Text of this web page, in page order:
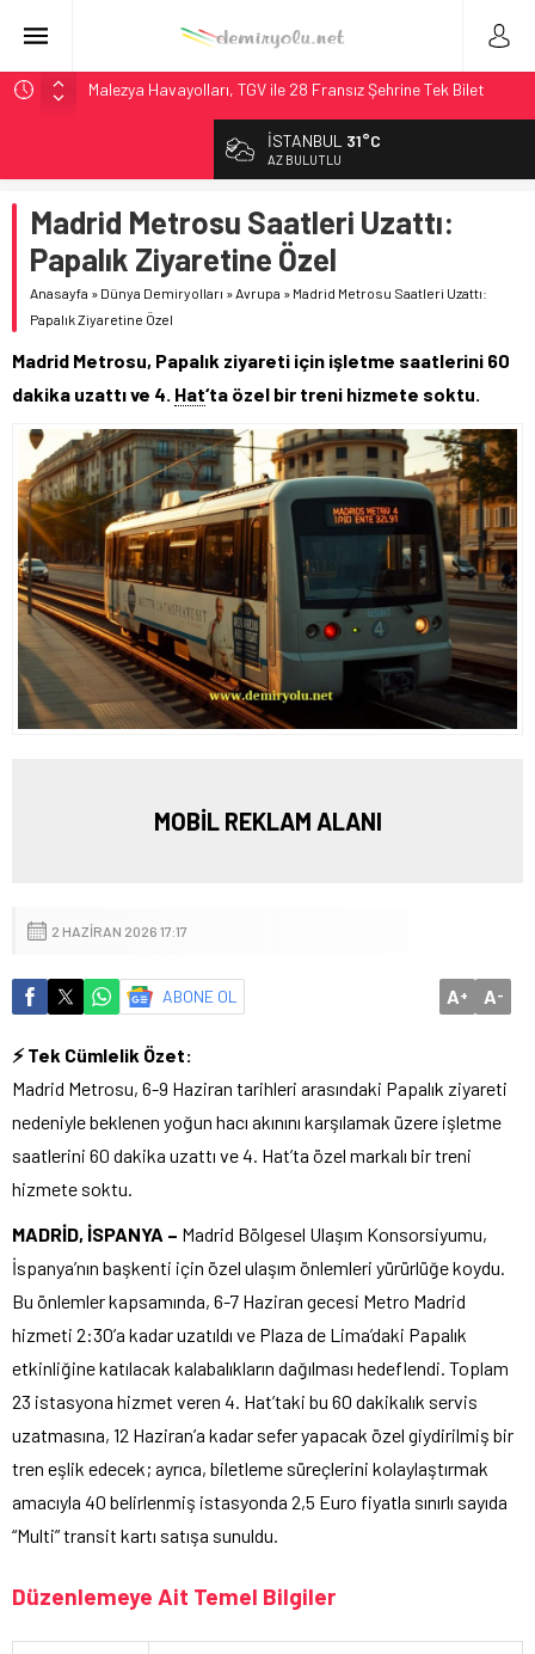
Malezya Havayolları, TGV ile 28 Fransız Şehrine Tek Bilet
ÖBB ve RFI’dan Brenner’da 15 Günlük Bakım: Tren Seferleri
NS, Temmuz 2026’dan İtibaren Koltukta Bagaja Kalıcı
Yasak, Ceza Yok
Madrid Atocha’da 56 Milyon Euro’luk Yenileme: Sol Tüneli
%33 Kapasite Artışı
İngiltere Demiryolunda Tarihi Entegrasyon: GBR Anglia
Resmen Başladı
İSTANBUL 31°C
AZ BULUTLU
Madrid Metrosu Saatleri Uzattı:
Papalık Ziyaretine Özel
Anasayfa » Dünya Demiryolları »Avrupa » Madrid Metrosu Saatleri Uzattı:
Papalık Ziyaretine Özel
Madrid Metrosu, Papalık ziyareti için işletme saatlerini 60
dakika uzattı ve 4. Hat‘ta özel bir treni hizmete soktu.
MOBİL REKLAM ALANI
2 HAZIRAN 2026 17:17
ABONE OL A+ A-
⚡ Tek Cümlelik Özet:
Madrid Metrosu, 6-9 Haziran tarihleri arasındaki Papalık ziyareti
nedeniyle beklenen yoğun hacı akınını karşılamak üzere işletme
saatlerini 60 dakika uzattı ve 4. Hat’ta özel markalı bir treni
hizmete soktu.
MADRİD, İSPANYA – Madrid Bölgesel Ulaşım Konsorsiyumu,
İspanya’nın başkenti için özel ulaşım önlemleri yürürlüğe koydu.
Bu önlemler kapsamında, 6-7 Haziran gecesi Metro Madrid
hizmeti 2:30’a kadar uzatıldı ve Plaza de Lima’daki Papalık
etkinliğine katılacak kalabalıkların dağılması hedeflendi. Toplam
23 istasyona hizmet veren 4. Hat’taki bu 60 dakikalık servis
uzatmasına, 12 Haziran’a kadar sefer yapacak özel giydirilmiş bir
tren eşlik edecek; ayrıca, biletleme süreçlerini kolaylaştırmak
amacıyla 40 belirlenmiş istasyonda 2,5 Euro fiyatla sınırlı sayıda
“Multi” transit kartı satışa sunuldu.
Düzenlemeye Ait Temel Bilgiler